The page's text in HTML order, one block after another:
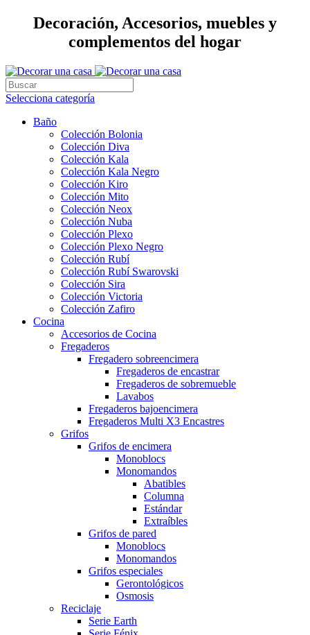
Decoración, Accesorios, muebles y
complementos del hogar
Selecciona categoría
Baño
Colección Bolonia
Colección Diva
Colección Kala
Colección Kala Negro
Colección Kiro
Colección Mito
Colección Neox
Colección Nuba
Colección Plexo
Colección Plexo Negro
Colección Rubí
Colección Rubí Swarovski
Colección Sira
Colección Victoria
Colección Zafiro
Cocina
Accesorios de Cocina
Fregaderos
Fregadero sobreencimera
Fregaderos de encastrar
Fregaderos de sobremueble
Lavabos
Fregaderos bajoencimera
Fregaderos Multi X3 Encastres
Grifos
Grifos de encimera
Monoblocs
Monomandos
Abatibles
Columna
Estándar
Extraíbles
Grifos de pared
Monoblocs
Monomandos
Grifos especiales
Gerontológicos
Osmosis
Reciclaje
Serie Earth